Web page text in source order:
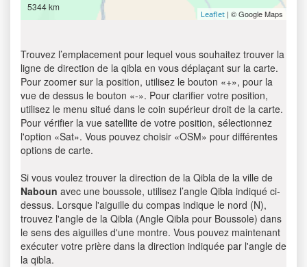
5344 km
Leaflet | © Google Maps
Trouvez l’emplacement pour lequel vous souhaitez trouver la
ligne de direction de la qibla en vous déplaçant sur la carte.
Pour zoomer sur la position, utilisez le bouton «+», pour la
vue de dessus le bouton «-». Pour clarifier votre position,
utilisez le menu situé dans le coin supérieur droit de la carte.
Pour vérifier la vue satellite de votre position, sélectionnez
l'option «Sat». Vous pouvez choisir «OSM» pour différentes
options de carte.
Si vous voulez trouver la direction de la Qibla de la ville de
Naboun avec une boussole, utilisez l’angle Qibla indiqué ci-
dessus. Lorsque l'aiguille du compas indique le nord (N),
trouvez l'angle de la Qibla (Angle Qibla pour Boussole) dans
le sens des aiguilles d'une montre. Vous pouvez maintenant
exécuter votre prière dans la direction indiquée par l'angle de
la qibla.